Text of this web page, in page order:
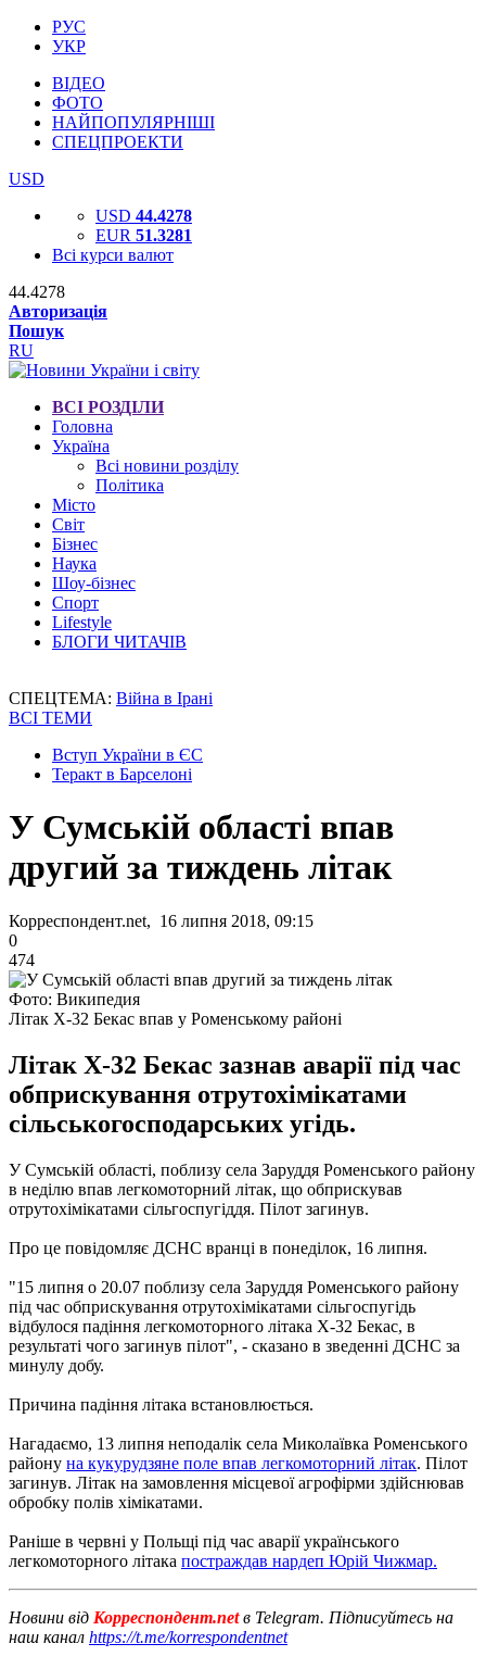
РУС
УКР
ВІДЕО
ФОТО
НАЙПОПУЛЯРНІШІ
СПЕЦПРОЕКТИ
USD
USD 44.4278
EUR 51.3281
Всі курси валют
44.4278
Авторизація
Пошук
RU
ВСІ РОЗДІЛИ
Головна
Україна
Всі новини розділу
Політика
Місто
Світ
Бізнес
Наука
Шоу-бізнес
Спорт
Lifestyle
БЛОГИ ЧИТАЧІВ
СПЕЦТЕМА: Війна в Ірані
ВСІ ТЕМИ
Вступ України в ЄС
Теракт в Барселоні
У Сумській області впав
другий за тиждень літак
Корреспондент.net, 16 липня 2018, 09:15
0
474
Фото: Википедия
Літак X-32 Бекас впав у Роменському районі
Літак X-32 Бекас зазнав аварії під час
обприскування отрутохімікатами
сільськогосподарських угідь.
У Сумській області, поблизу села Заруддя Роменського району
в неділю впав легкомоторний літак, що обприскував
отрутохімікатами сільгоспугіддя. Пілот загинув.
Про це повідомляє ДСНС вранці в понеділок, 16 липня.
"15 липня о 20.07 поблизу села Заруддя Роменського району
під час обприскування отрутохімікатами сільгоспугідь
відбулося падіння легкомоторного літака X-32 Бекас, в
результаті чого загинув пілот", - сказано в зведенні ДСНС за
минулу добу.
Причина падіння літака встановлюється.
Нагадаємо, 13 липня неподалік села Миколаївка Роменського
району на кукурудзяне поле впав легкомоторний літак. Пілот
загинув. Літак на замовлення місцевої агрофірми здійснював
обробку полів хімікатами.
Раніше в червні у Польщі під час аварії українського
легкомоторного літака постраждав нардеп Юрій Чижмар.
Новини від Корреспондент.netв Telegram. Підписуйтесь на
наш канал https://t.me/korrespondentnet